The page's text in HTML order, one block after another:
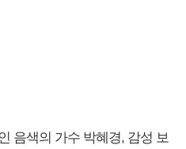
음색의 가수 박혜경, 감성 보